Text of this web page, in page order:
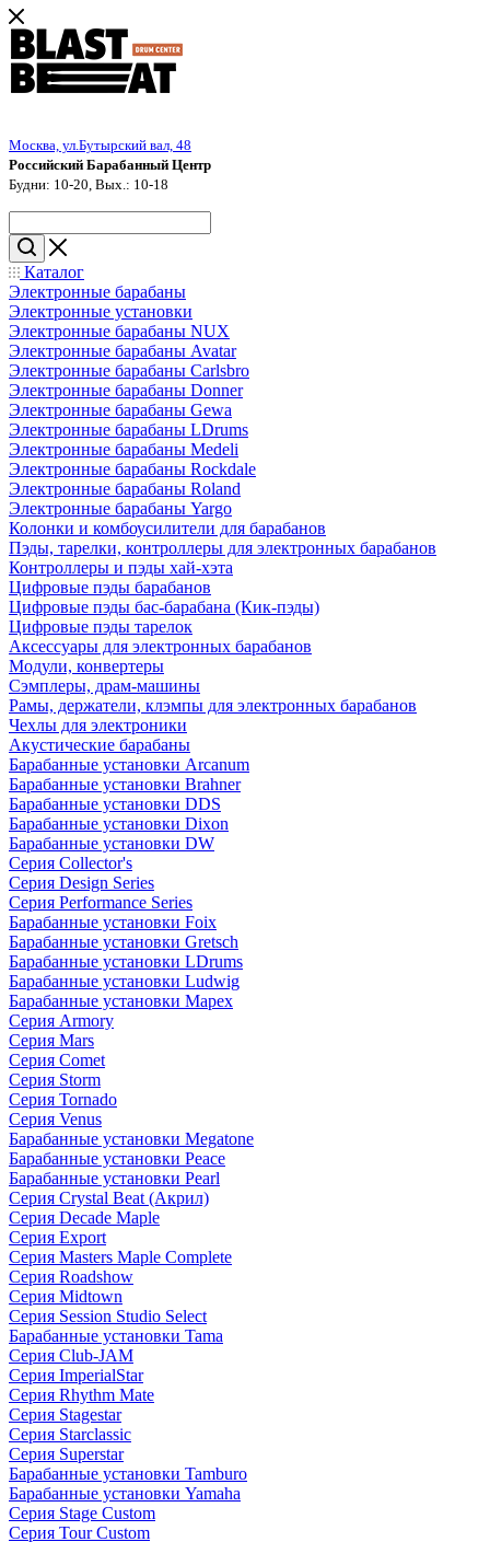
Москва, ул.Бутырский вал, 48
Российский Барабанный Центр
Будни: 10-20, Вых.: 10-18
Каталог
Электронные барабаны
Электронные установки
Электронные барабаны NUX
Электронные барабаны Avatar
Электронные барабаны Carlsbro
Электронные барабаны Donner
Электронные барабаны Gewa
Электронные барабаны LDrums
Электронные барабаны Medeli
Электронные барабаны Rockdale
Электронные барабаны Roland
Электронные барабаны Yargo
Колонки и комбоусилители для барабанов
Пэды, тарелки, контроллеры для электронных барабанов
Контроллеры и пэды хай-хэта
Цифровые пэды барабанов
Цифровые пэды бас-барабана (Кик-пэды)
Цифровые пэды тарелок
Аксессуары для электронных барабанов
Модули, конвертеры
Сэмплеры, драм-машины
Рамы, держатели, клэмпы для электронных барабанов
Чехлы для электроники
Акустические барабаны
Барабанные установки Arcanum
Барабанные установки Brahner
Барабанные установки DDS
Барабанные установки Dixon
Барабанные установки DW
Серия Collector's
Серия Design Series
Серия Performance Series
Барабанные установки Foix
Барабанные установки Gretsch
Барабанные установки LDrums
Барабанные установки Ludwig
Барабанные установки Mapex
Серия Armory
Серия Mars
Серия Comet
Серия Storm
Серия Tornado
Серия Venus
Барабанные установки Megatone
Барабанные установки Peace
Барабанные установки Pearl
Серия Crystal Beat (Акрил)
Серия Decade Maple
Серия Export
Серия Masters Maple Complete
Серия Roadshow
Серия Midtown
Серия Session Studio Select
Барабанные установки Tama
Серия Club-JAM
Серия ImperialStar
Серия Rhythm Mate
Серия Stagestar
Серия Starclassic
Серия Superstar
Барабанные установки Tamburo
Барабанные установки Yamaha
Серия Stage Custom
Серия Tour Custom